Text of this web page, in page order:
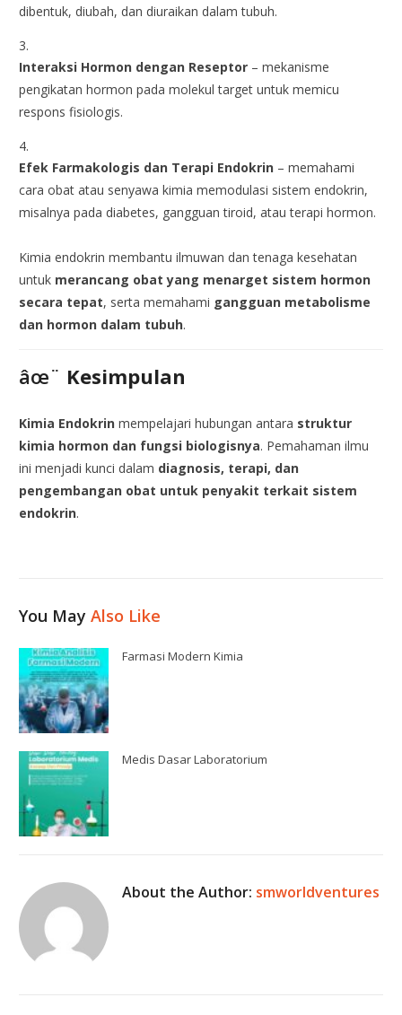
dibentuk, diubah, dan diuraikan dalam tubuh.
Interaksi Hormon dengan Reseptor – mekanisme
pengikatan hormon pada molekul target untuk memicu
respons fisiologis.
Efek Farmakologis dan Terapi Endokrin – memahami
cara obat atau senyawa kimia memodulasi sistem endokrin,
misalnya pada diabetes, gangguan tiroid, atau terapi hormon.
Kimia endokrin membantu ilmuwan dan tenaga kesehatan
untuk merancang obat yang menarget sistem hormon
secara tepat, serta memahami gangguan metabolisme
dan hormon dalam tubuh.
âœ¨ Kesimpulan
Kimia Endokrin mempelajari hubungan antara struktur
kimia hormon dan fungsi biologisnya. Pemahaman ilmu
ini menjadi kunci dalam diagnosis, terapi, dan
pengembangan obat untuk penyakit terkait sistem
endokrin.
You MayAlso Like
Farmasi Modern Kimia
Medis Dasar Laboratorium
About the Author: smworldventures